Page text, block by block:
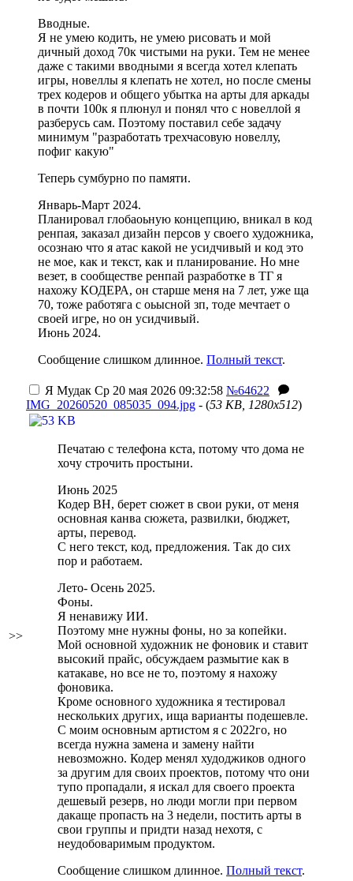
Вводные.
Я не умею кодить, не умею рисовать и мой
дичный доход 70к чистыми на руки. Тем не менее
даже с такими вводными я всегда хотел клепать
игры, новеллы я клепать не хотел, но после смены
трех кодеров и общего убытка на арты для аркады
в почти 100к я плюнул и понял что с новеллой я
разберусь сам. Поэтому поставил себе задачу
минимум "разработать трехчасовую новеллу,
пофиг какую"
Теперь сумбурно по памяти.
Январь-Март 2024.
Планировал глобаоьную концепцию, вникал в код
ренпая, заказал дизайн персов у своего художника,
осознаю что я атас какой не усидчивый и код это
не мое, как и текст, как и планирование. Но мне
везет, в сообществе ренпай разработке в ТГ я
нахожу КОДЕРА, он старше меня на 7 лет, уже ща
70, тоже работяга с оьысной зп, тоде мечтает о
своей игре, но он усидчивый.
Июнь 2024.
Сообщение слишком длинное. Полный текст.
>>
Я Мудак Ср 20 мая 2026 09:32:58 №64622
IMG_20260520_085035_094.jpg - (53 KB, 1280x512)
Печатаю с телефона кста, потому что дома не
хочу строчить простыни.
Июнь 2025
Кодер ВН, берет сюжет в свои руки, от меня
основная канва сюжета, развилки, бюджет,
арты, перевод.
С него текст, код, предложения. Так до сих
пор и работаем.
Лето- Осень 2025.
Фоны.
Я ненавижу ИИ.
Поэтому мне нужны фоны, но за копейки.
Мой основной художник не фоновик и ставит
высокий прайс, обсуждаем размытие как в
катакаве, но все не то, поэтому я нахожу
фоновика.
Кроме основного художника я тестировал
нескольких других, ища варианты подешевле.
С моим основным артистом я с 2022го, но
всегда нужна замена и замену найти
невозможно. Кодер менял худоджиков одного
за другим для своих проектов, потому что они
тупо пропадали, я искал для своего проекта
дешевый резерв, но люди могли при первом
дакаще пропасть на 3 недели, постить арты в
свои группы и придти назад нехотя, с
неудобоваримым продуктом.
Сообщение слишком длинное. Полный текст.